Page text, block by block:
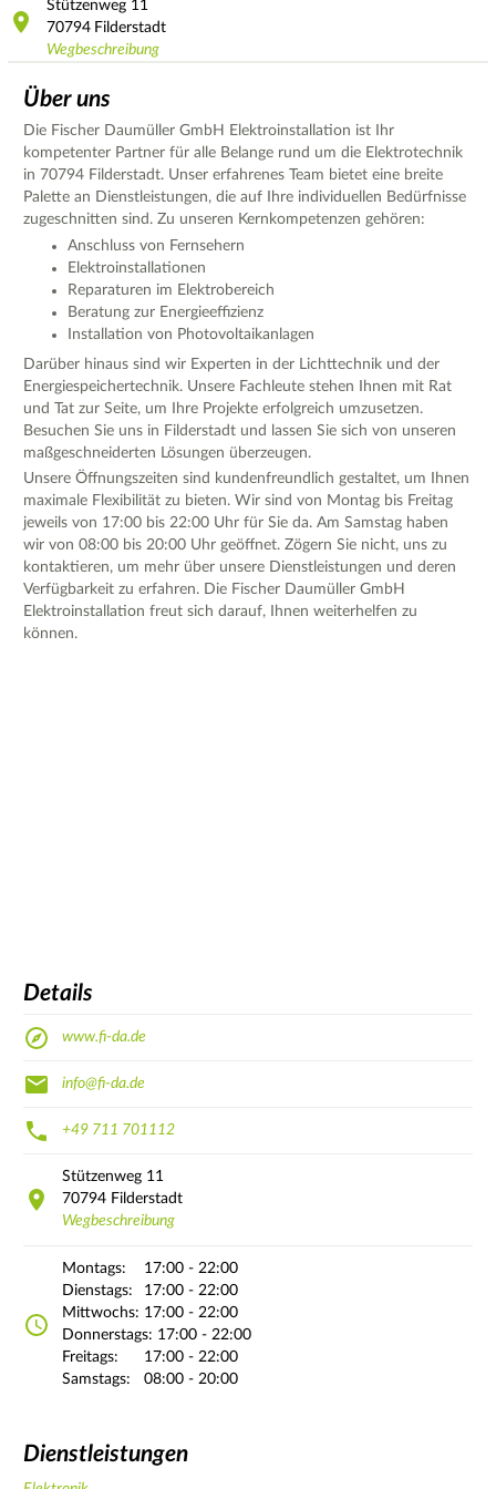
Stützenweg 11
70794 Filderstadt
Wegbeschreibung
Über uns
Die Fischer Daumüller GmbH Elektroinstallation ist Ihr
kompetenter Partner für alle Belange rund um die Elektrotechnik
in 70794 Filderstadt. Unser erfahrenes Team bietet eine breite
Palette an Dienstleistungen, die auf Ihre individuellen Bedürfnisse
zugeschnitten sind. Zu unseren Kernkompetenzen gehören:
Anschluss von Fernsehern
Elektroinstallationen
Reparaturen im Elektrobereich
Beratung zur Energieeffizienz
Installation von Photovoltaikanlagen
Darüber hinaus sind wir Experten in der Lichttechnik und der
Energiespeichertechnik. Unsere Fachleute stehen Ihnen mit Rat
und Tat zur Seite, um Ihre Projekte erfolgreich umzusetzen.
Besuchen Sie uns in Filderstadt und lassen Sie sich von unseren
maßgeschneiderten Lösungen überzeugen.
Unsere Öffnungszeiten sind kundenfreundlich gestaltet, um Ihnen
maximale Flexibilität zu bieten. Wir sind von Montag bis Freitag
jeweils von 17:00 bis 22:00 Uhr für Sie da. Am Samstag haben
wir von 08:00 bis 20:00 Uhr geöffnet. Zögern Sie nicht, uns zu
kontaktieren, um mehr über unsere Dienstleistungen und deren
Verfügbarkeit zu erfahren. Die Fischer Daumüller GmbH
Elektroinstallation freut sich darauf, Ihnen weiterhelfen zu
können.
Details
www.fi-da.de
info@fi-da.de
+49 711 701112
Stützenweg 11
70794 Filderstadt
Wegbeschreibung
Montags:
17:00 - 22:00
Dienstags:
17:00 - 22:00
Mittwochs: 17:00 - 22:00
Donnerstags: 17:00 - 22:00
Freitags:
17:00 - 22:00
Samstags:
08:00 - 20:00
Dienstleistungen